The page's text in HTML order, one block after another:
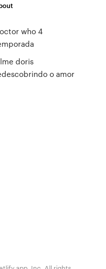
who 4
doris
o amor